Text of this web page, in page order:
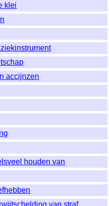
klei
accijnzen
houden van